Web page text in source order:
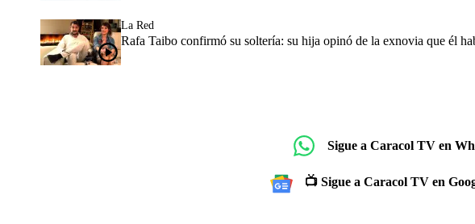
La Red
Rafa Taibo confirmó su soltería: su hija opinó de la exnovia que él
Sigue a Caracol TV en
📺 Sigue a Caracol TV en